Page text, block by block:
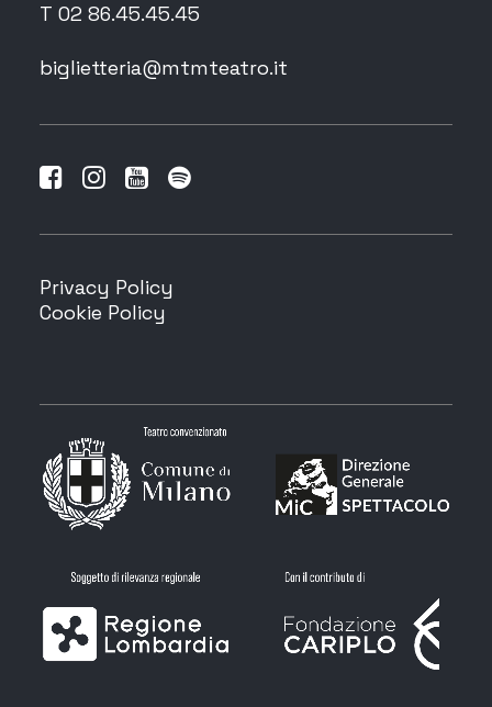
T 02 86.45.45.45
biglietteria@mtmteatro.it
Privacy Policy
Cookie Policy